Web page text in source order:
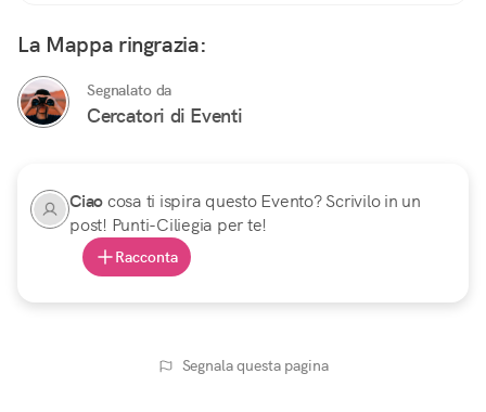
La Mappa ringrazia:
Segnalato da
Cercatori di Eventi
Ciaocosa ti ispira questo Evento? Scrivilo in un
post! Punti-Ciliegia per te!
Racconta
Segnala questa pagina